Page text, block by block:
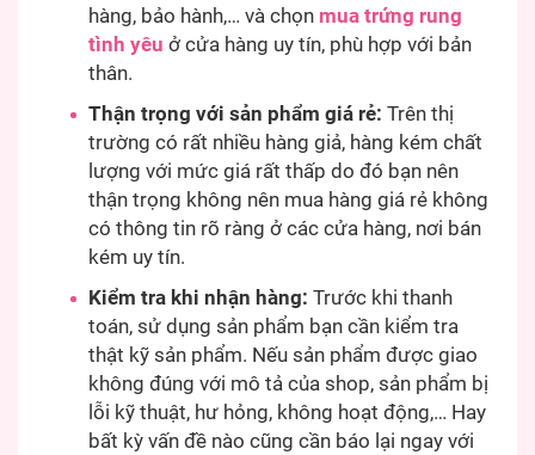
hàng, bảo hành,… và chọn mua trứng rung
tình yêu ở cửa hàng uy tín, phù hợp với bản
thân.
Thận trọng với sản phẩm giá rẻ: Trên thị
trường có rất nhiều hàng giả, hàng kém chất
lượng với mức giá rất thấp do đó bạn nên
thận trọng không nên mua hàng giá rẻ không
có thông tin rõ ràng ở các cửa hàng, nơi bán
kém uy tín.
Kiểm tra khi nhận hàng: Trước khi thanh
toán, sử dụng sản phẩm bạn cần kiểm tra
thật kỹ sản phẩm. Nếu sản phẩm được giao
không đúng với mô tả của shop, sản phẩm bị
lỗi kỹ thuật, hư hỏng, không hoạt động,… Hay
bất kỳ vấn đề nào cũng cần báo lại ngay với